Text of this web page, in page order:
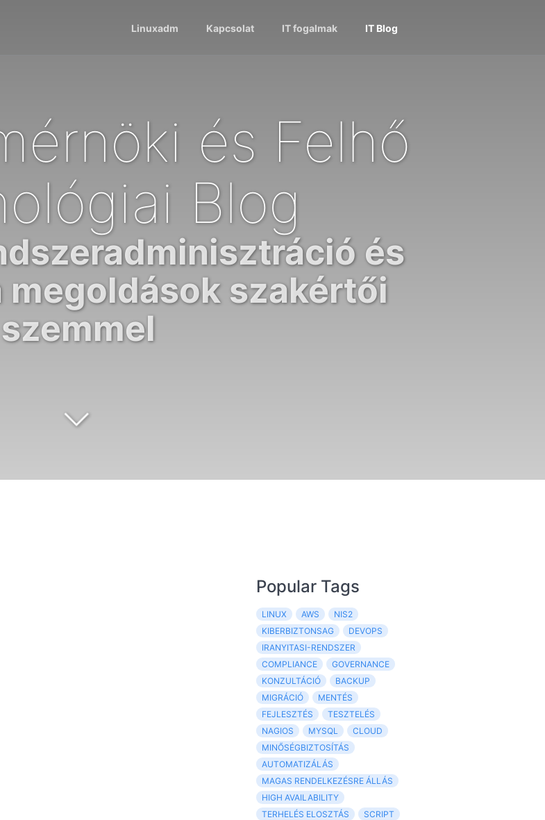
Linuxadm Kapcsolat IT fogalmak IT Blog
és Felhő
Blog
és
szakértői
szemmel
Popular Tags
LINUX AWS
NIS2
KIBERBIZTONSAG
DEVOPS
IRANYITASI-RENDSZER
COMPLIANCE
GOVERNANCE
KONZULTÁCIÓ
BACKUP
MIGRÁCIÓ
MENTÉS
FEJLESZTÉS
TESZTELÉS
NAGIOS
MYSQL
CLOUD
MINŐSÉGBIZTOSÍTÁS
AUTOMATIZÁLÁS
MAGAS RENDELKEZÉSRE ÁLLÁS
HIGH AVAILABILITY
TERHELÉS ELOSZTÁS
SCRIPT